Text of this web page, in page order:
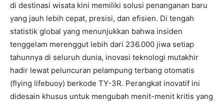
di destinasi wisata kini memiliki solusi penanganan baru
yang jauh lebih cepat, presisi, dan efisien. Di tengah
statistik global yang menunjukkan bahwa insiden
tenggelam merenggut lebih dari 236.000 jiwa setiap
tahunnya di seluruh dunia, inovasi teknologi mutakhir
hadir lewat peluncuran pelampung terbang otomatis
(flying lifebuoy) berkode TY-3R. Perangkat inovatif ini
didesain khusus untuk mengubah menit-menit kritis yang